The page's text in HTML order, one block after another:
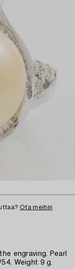
Ota meihin
engraving. Pearl
54. Weight 9 g.